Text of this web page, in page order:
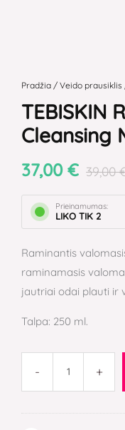
Pradžia / Veido prausiklis
TEBISKIN
Cleansing
37,00 € 39,00
Prieinamumas:
LIKO TIK 2
Raminantis
raminamasis
jautriai odai plauti ir
Talpa: 250 ml.
-
kiekis:
TEBISKIN
ROSAGATE®
Cleansing
+